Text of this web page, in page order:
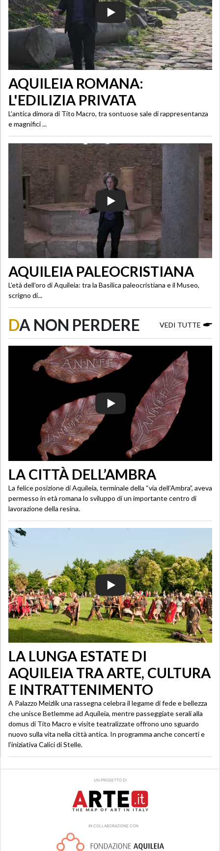
AQUILEIA ROMANA:
L'EDILIZIA PRIVATA
L’antica dimora di Tito Macro, tra sontuose sale di rappresentanza
e magnifici ...
AQUILEIA PALEOCRISTIANA
L’età dell’oro di Aquileia: tra la Basilica paleocristiana e il Museo,
scrigno di...
DA NON PERDERE VEDI TUTTE
LA CITTÀ DELL’AMBRA
La felice posizione di Aquileia, terminale della “via dell’Ambra”, aveva
permesso in età romana lo sviluppo di un importante centro di
lavorazione della resina.
LA LUNGA ESTATE DI
AQUILEIA TRA ARTE, CULTURA
E INTRATTENIMENTO
A Palazzo Meizlik una rassegna celebra il legame di fede e bellezza
che unisce Betlemme ad Aquileia, mentre passeggiate serali alla
domus di Tito Macro e visite teatralizzate offrono uno sguardo
nuovo sulla vita nella città antica. In programma anche concerti e
l’iniziativa Calici di Stelle.
UN PROGETTO DI
IN COLLABORAZIONE CON